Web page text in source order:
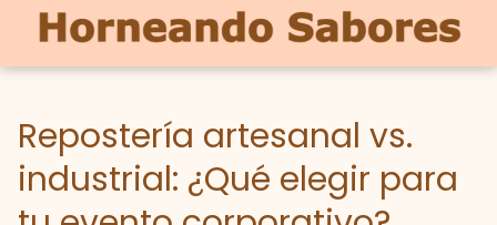
Repostería artesanal vs.
industrial: ¿Qué elegir para